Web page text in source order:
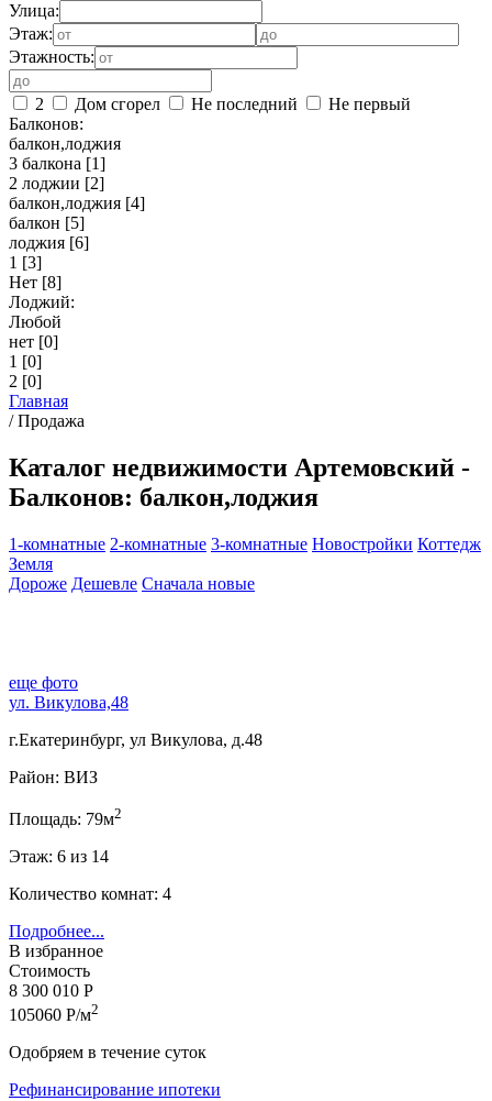
Улица:
Этаж:
Этажность:
2 Дом сгорел Не последний
Не первый
Балконов:
балкон,лоджия
3 балкона [1]
2 лоджии [2]
балкон,лоджия [4]
балкон [5]
лоджия [6]
1 [3]
Нет [8]
Лоджий:
Любой
нет [0]
1 [0]
2 [0]
Главная
/Продажа
Каталог недвижимости Артемовский -
Балконов: балкон,лоджия
1-комнатные 2-комнатные 3-комнатные Новостройки Коттедж
Земля
Дороже Дешевле Сначала новые
еще фото
ул. Викулова,48
г.Екатеринбург, ул Викулова, д.48
Район: ВИЗ
Площадь: 79м2
Этаж: 6 из 14
Количество комнат: 4
Подробнее...
В избранное
Стоимость
8 300 010 Р
105060 Р/м2
Одобряем в течение суток
Рефинансирование ипотеки